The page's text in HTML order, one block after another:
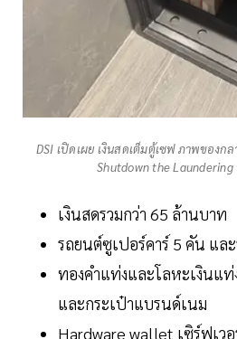
DSI เปิดเผย เงินสดเต็มตู้เซฟ ภาพของก
Shutdown the Laundering
เงินสดรวมกว่า 65 ล้านบาท
รถยนต์ซูเปอร์คาร์ 5 คัน แล
ทองคำแท่งและโลหะเงินแท่
และกระเป๋าแบรนด์เนม
Hardware wallet เซิร์ฟเว